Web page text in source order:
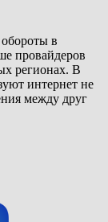
в
провайдеров
регионах. В
интернет не
между друг